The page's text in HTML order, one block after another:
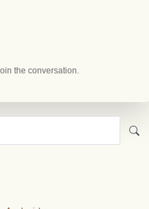
the conversation.